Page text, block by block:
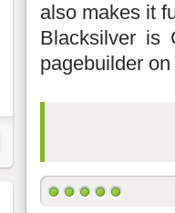
also makes it
Blacksilver is
pagebuilder